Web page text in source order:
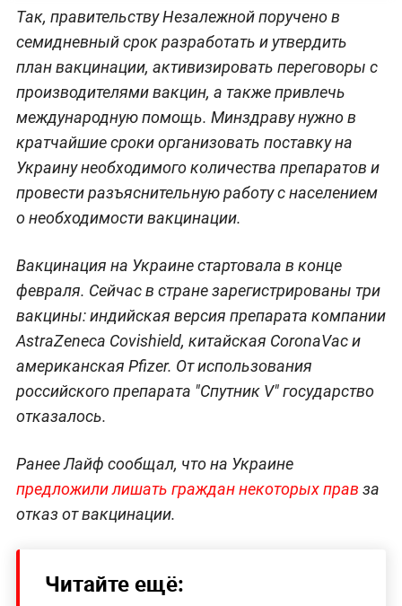
Так, правительству Незалежной поручено в
семидневный срок разработать и утвердить
план вакцинации, активизировать переговоры с
производителями вакцин, а также привлечь
международную помощь. Минздраву нужно в
кратчайшие сроки организовать поставку на
Украину необходимого количества препаратов и
провести разъяснительную работу с населением
о необходимости вакцинации.
Вакцинация на Украине стартовала в конце
февраля. Сейчас в стране зарегистрированы три
вакцины: индийская версия препарата компании
AstraZeneca Covishield, китайская CoronaVac и
американская Pfizer. От использования
российского препарата "Спутник V" государство
отказалось.
Ранее Лайф сообщал, что на Украине
предложили лишать граждан некоторых прав за
отказ от вакцинации.
Читайте ещё: